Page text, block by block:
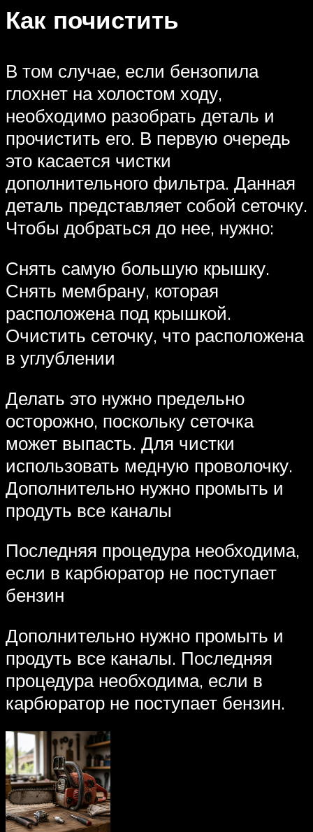
Как почистить
В том случае, если бензопила
глохнет на холостом ходу,
необходимо разобрать деталь и
прочистить его. В первую очередь
это касается чистки
дополнительного фильтра. Данная
деталь представляет собой сеточку.
Чтобы добраться до нее, нужно:
Снять самую большую крышку.
Снять мембрану, которая
расположена под крышкой.
Очистить сеточку, что расположена
в углублении
Делать это нужно предельно
осторожно, поскольку сеточка
может выпасть. Для чистки
использовать медную проволочку.
Дополнительно нужно промыть и
продуть все каналы
Последняя процедура необходима,
если в карбюратор не поступает
бензин
Дополнительно нужно промыть и
продуть все каналы. Последняя
процедура необходима, если в
карбюратор не поступает бензин.